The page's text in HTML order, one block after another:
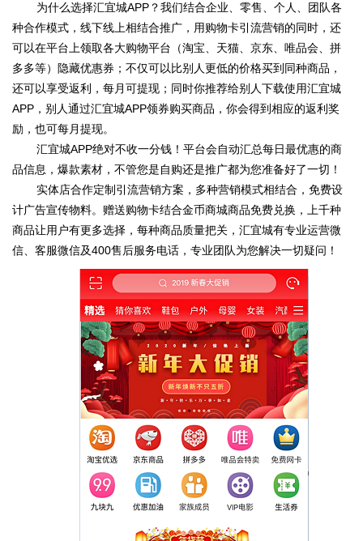
为什么选择汇宜城APP？我们结合企业、零售、个人、团队各
种合作模式，线下线上相结合推广，用购物卡引流营销的同时，还
可以在平台上领取各大购物平台（淘宝、天猫、京东、唯品会、拼
多多等）隐藏优惠券；不仅可以比别人更低的价格买到同种商品，
还可以享受返利，每月可提现；同时你推荐给别人下载使用汇宜城
APP，别人通过汇宜城APP领券购买商品，你会得到相应的返利奖
励，也可每月提现。
汇宜城APP绝对不收一分钱！平台会自动汇总每日最优惠的商
品信息，爆款素材，不管您是自购还是推广都为您准备好了一切！
实体店合作定制引流营销方案，多种营销模式相结合，免费设
计广告宣传物料。赠送购物卡结合金币商城商品免费兑换，上千种
商品让用户有更多选择，每种商品质量把关，汇宜城有专业运营微
信、客服微信及400售后服务电话，专业团队为您解决一切疑问！